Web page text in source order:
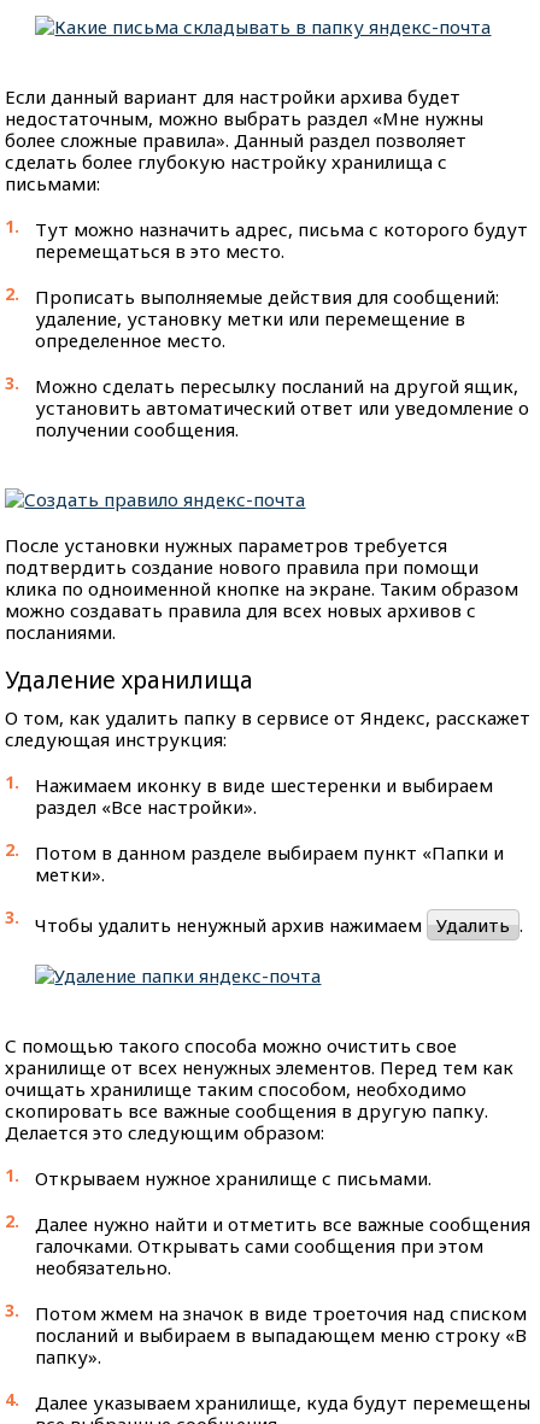
Если данный вариант для настройки архива будет
недостаточным, можно выбрать раздел «Мне нужны
более сложные правила». Данный раздел позволяет
сделать более глубокую настройку хранилища с
письмами:
Тут можно назначить адрес, письма с которого будут
перемещаться в это место.
Прописать выполняемые действия для сообщений:
удаление, установку метки или перемещение в
определенное место.
Можно сделать пересылку посланий на другой ящик,
установить автоматический ответ или уведомление о
получении сообщения.
После установки нужных параметров требуется
подтвердить создание нового правила при помощи
клика по одноименной кнопке на экране. Таким образом
можно создавать правила для всех новых архивов с
посланиями.
Удаление хранилища
О том, как удалить папку в сервисе от Яндекс, расскажет
следующая инструкция:
Нажимаем иконку в виде шестеренки и выбираем
раздел «Все настройки».
Потом в данном разделе выбираем пункт «Папки и
метки».
Чтобы удалить ненужный архив нажимаем Удалить .
С помощью такого способа можно очистить свое
хранилище от всех ненужных элементов. Перед тем как
очищать хранилище таким способом, необходимо
скопировать все важные сообщения в другую папку.
Делается это следующим образом:
Открываем нужное хранилище с письмами.
Далее нужно найти и отметить все важные сообщения
галочками. Открывать сами сообщения при этом
необязательно.
Потом жмем на значок в виде троеточия над списком
посланий и выбираем в выпадающем меню строку «В
папку».
Далее указываем хранилище, куда будут перемещены